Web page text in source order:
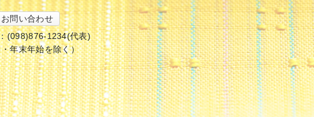
お問い合わせ
(098)876-1234(代表)
年末年始を除く）